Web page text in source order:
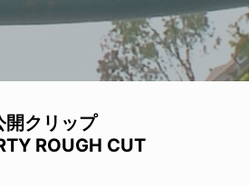
開クリップ
ROUGH CUT